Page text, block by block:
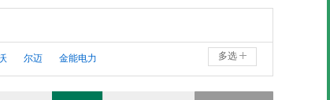
尔迈 金能电力 多选